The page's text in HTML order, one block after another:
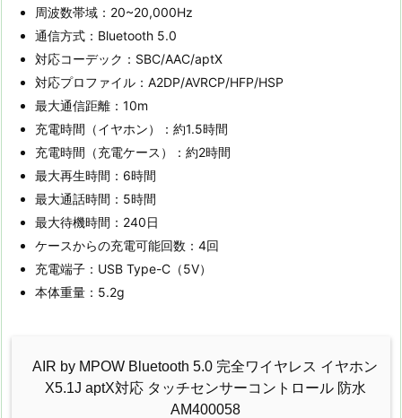
周波数帯域：20~20,000Hz
通信方式：Bluetooth 5.0
対応コーデック：SBC/AAC/aptX
対応プロファイル：A2DP/AVRCP/HFP/HSP
最大通信距離：10m
充電時間（イヤホン）：約1.5時間
充電時間（充電ケース）：約2時間
最大再生時間：6時間
最大通話時間：5時間
最大待機時間：240日
ケースからの充電可能回数：4回
充電端子：USB Type-C（5V）
本体重量：5.2g
AIR by MPOW Bluetooth 5.0 完全ワイヤレス イヤホン
X5.1J aptX対応 タッチセンサーコントロール 防水
AM400058